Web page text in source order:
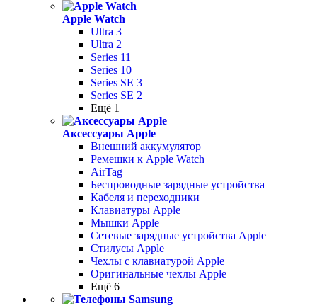
Apple Watch
Ultra 3
Ultra 2
Series 11
Series 10
Series SE 3
Series SE 2
Ещё 1
Аксессуары Apple
Внешний аккумулятор
Ремешки к Apple Watch
AirTag
Беспроводные зарядные устройства
Кабеля и переходники
Клавиатуры Apple
Мышки Apple
Сетевые зарядные устройства Apple
Стилусы Apple
Чехлы с клавиатурой Apple
Оригинальные чехлы Apple
Ещё 6